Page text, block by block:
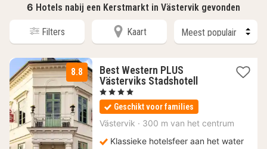
6 Hotels nabij een Kerstmarkt in Västervik gevonden
Filters Kaart
8.8
Best Western PLUS
Västerviks Stadshotell 2
vanaf
106,19
€
, 4 Sterren
Geschikt voor families
Västervik · 300 m van het centrum
Klassieke hotelsfeer aan het water